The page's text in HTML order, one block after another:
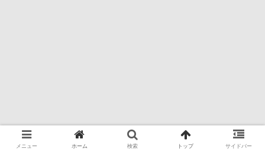
メニュー ホーム 検索 トップ サイドバー